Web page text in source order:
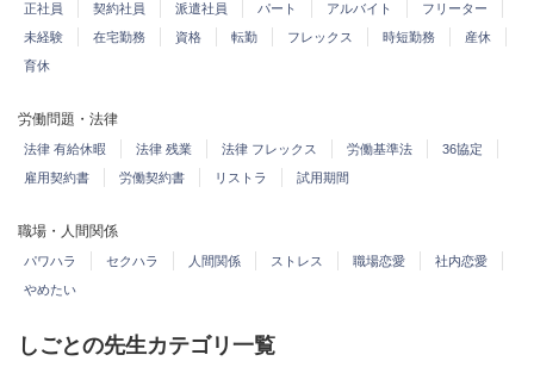
正社員 契約社員 派遣社員 パート アルバイト
フリーター
未経験
在宅勤務 資格 転勤 フレックス 時短勤務
産休
育休
労働問題・法律
法律 有給休暇 法律 残業 法律 フレックス 労働基準法
36協定
雇用契約書
労働契約書 リストラ 試用期間
職場・人間関係
パワハラ セクハラ 人間関係 ストレス 職場恋愛
社内恋愛
やめたい
しごとの先生カテゴリ一覧